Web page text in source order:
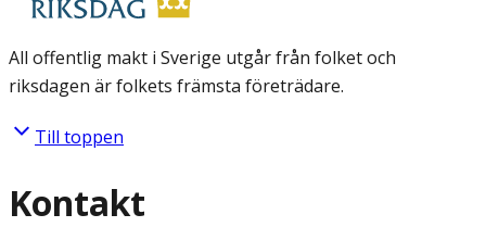
All offentlig makt i Sverige utgår från folket och
riksdagen är folkets främsta företrädare.
Till toppen
Kontakt